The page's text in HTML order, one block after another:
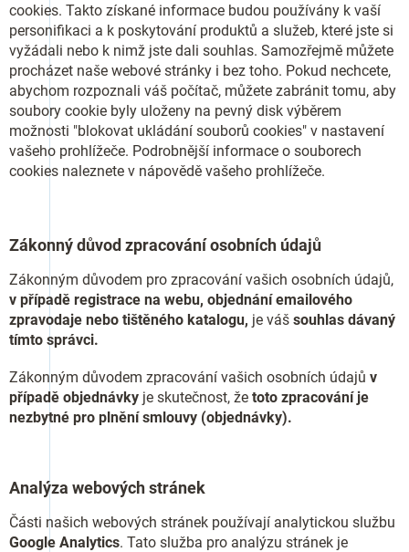
cookies. Takto získané informace budou používány k vaší
personifikaci a k poskytování produktů a služeb, které jste si
vyžádali nebo k nimž jste dali souhlas. Samozřejmě můžete
procházet naše webové stránky i bez toho. Pokud nechcete,
abychom rozpoznali váš počítač, můžete zabránit tomu, aby
soubory cookie byly uloženy na pevný disk výběrem
možnosti "blokovat ukládání souborů cookies" v nastavení
vašeho prohlížeče. Podrobnější informace o souborech
cookies naleznete v nápovědě vašeho prohlížeče.
Zákonný důvod zpracování osobních údajů
Zákonným důvodem pro zpracování vašich osobních údajů,
v případě registrace na webu, objednání emailového
zpravodaje nebo tištěného katalogu, je váš souhlas dávaný
tímto správci.
Zákonným důvodem zpracování vašich osobních údajů v
případě objednávky je skutečnost, že toto zpracování je
nezbytné pro plnění smlouvy (objednávky).
Analýza webových stránek
Části našich webových stránek používají analytickou službu
Google Analytics. Tato služba pro analýzu stránek je